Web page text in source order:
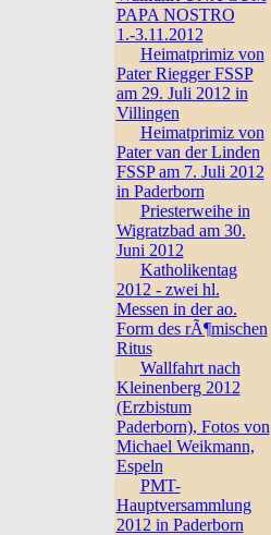
PAPA NOSTRO
1.-3.11.2012
Heimatprimiz von
Pater Riegger FSSP
am 29. Juli 2012 in
Villingen
Heimatprimiz von
Pater van der Linden
FSSP am 7. Juli 2012
in Paderborn
Priesterweihe in
Wigratzbad am 30.
Juni 2012
Katholikentag
2012 - zwei hl.
Messen in der ao.
Form des rÃ¶mischen
Ritus
Wallfahrt nach
Kleinenberg 2012
(Erzbistum
Paderborn), Fotos von
Michael Weikmann,
Espeln
PMT-
Hauptversammlung
2012 in Paderborn